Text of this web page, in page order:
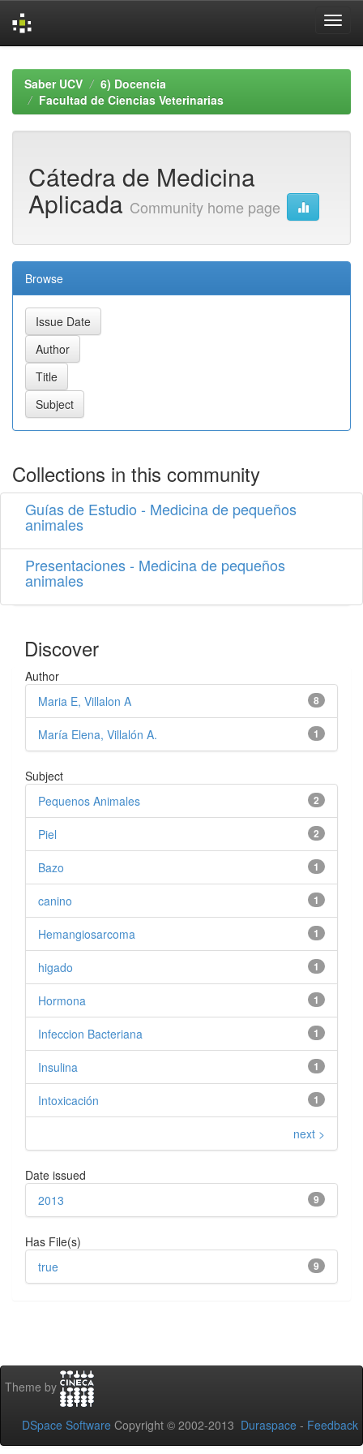
navigationSaber UCV
6) Docencia
Facultad de Ciencias Veterinarias
Cátedra de Medicina
Aplicada Community home page
Browse
Collections in this community
Guías de Estudio - Medicina de pequeños
animales
Presentaciones - Medicina de pequeños
animales
Discover
Author
8
Maria E, Villalon A
1
María Elena, Villalón A.
Subject
2
Pequenos Animales
2
Piel
1
Bazo
1
canino
1
Hemangiosarcoma
1
higado
1
Hormona
1
Infeccion Bacteriana
1
Insulina
1
Intoxicación
next >
Date issued
9
2013
Has File(s)
9
true
Theme by
DSpace Software Copyright © 2002-2013 Duraspace - Feedback